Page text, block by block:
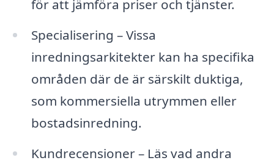
för att jämföra priser och tjänster.
Specialisering – Vissa
inredningsarkitekter kan ha specifika
områden där de är särskilt duktiga,
som kommersiella utrymmen eller
bostadsinredning.
Kundrecensioner – Läs vad andra